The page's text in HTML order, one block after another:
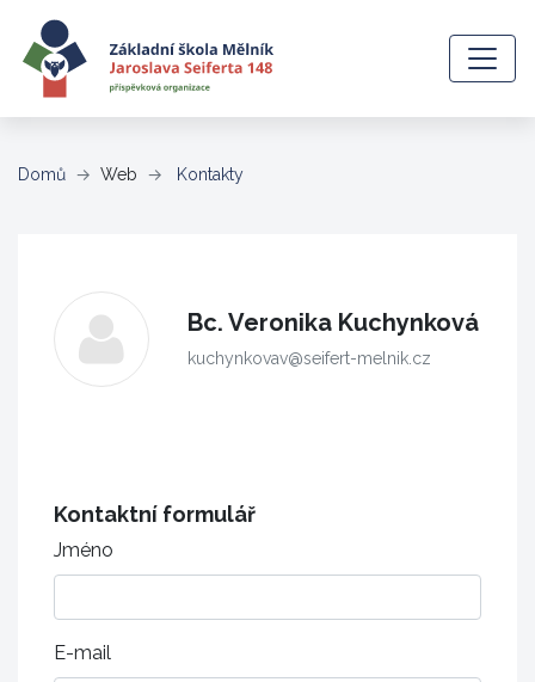
Domů Web Kontakty(aktuální)
Bc. Veronika Kuchynková
kuchynkovav@seifert-melnik.cz
Kontaktní formulář
Jméno
E-mail